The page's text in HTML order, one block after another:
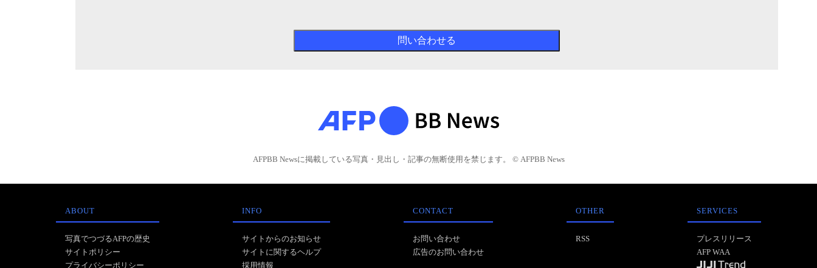
AFPBB Newsに掲載している写真・見出し・記事の無断使用を禁じます。 © AFPBB News
ABOUT
写真でつづるAFPの歴史
サイトポリシー
プライバシーポリシー
INFO
サイトからのお知らせ
サイトに関するヘルプ
採用情報
CONTACT
お問い合わせ
広告のお問い合わせ
OTHER
RSS
SERVICES
プレスリリース
AFP WAA